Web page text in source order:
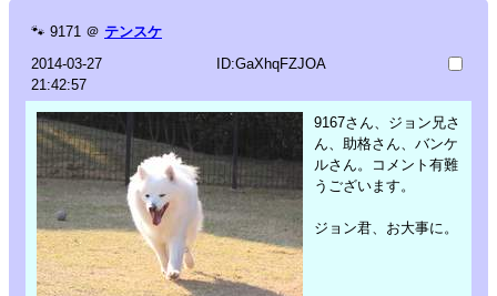
🐾 9171 ＠ テンスケ
2014-03-27
21:42:57
ID:GaXhqFZJOA
9167さん、ジョン兄さ
ん、助格さん、バンケ
ルさん。コメント有難
うございます。
ジョン君、お大事に。